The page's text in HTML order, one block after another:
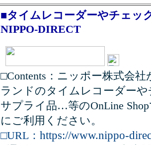
■タイムレコーダーやチェッ
NIPPO-DIRECT
□Contents：ニッポー株式会
ランドのタイムレコーダー
サプライ品…等のOnLine
にご利用ください。
□URL： https://www.nippo-